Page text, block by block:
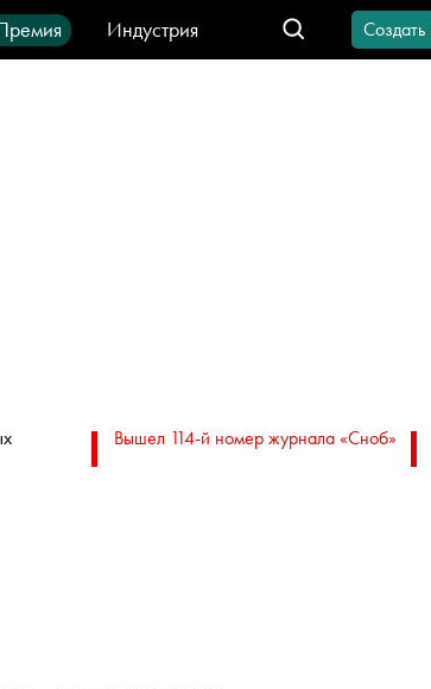
Индустрия
Создать
Вышел 114-й номер журнала «Сноб»